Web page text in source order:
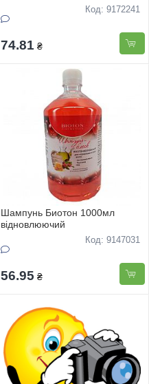
Код: 9172241
74.81 ₴
Шампунь Биотон 1000мл
відновлюючий
Код: 9147031
56.95 ₴